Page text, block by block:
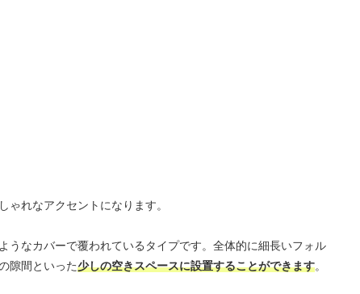
ゃれなアクセントになります。
うなカバーで覆われているタイプです。全体的に細長いフォル
隙間といった少しの空きスペースに設置することができます。